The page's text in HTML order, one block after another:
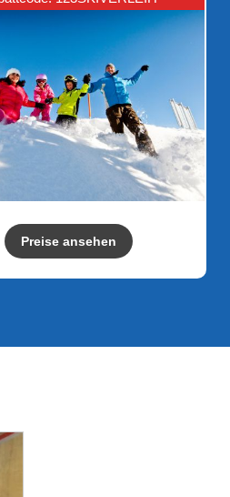
Preise ansehen